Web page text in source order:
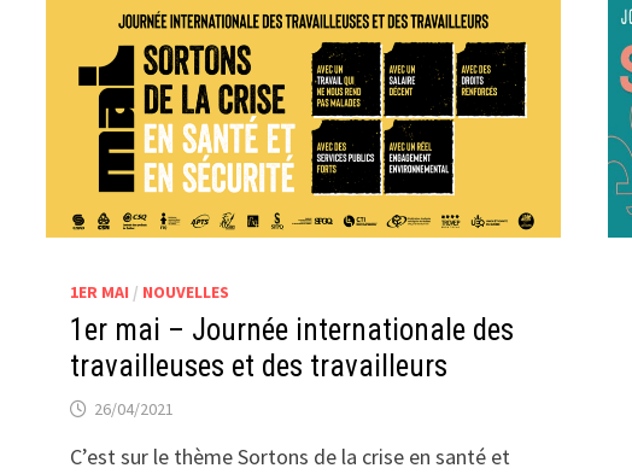
1ER MAI / NOUVELLES
1er mai – Journée internationale des
travailleuses et des travailleurs
26/04/2021
C’est sur le thème Sortons de la crise en santé et